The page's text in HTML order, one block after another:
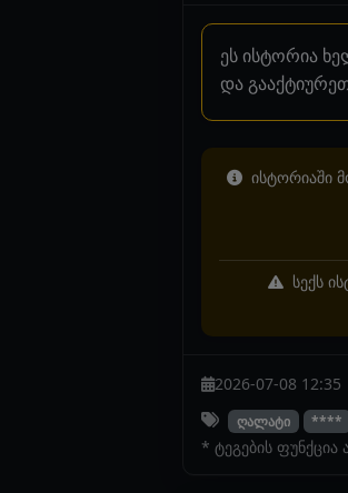
ეს ისტორია
და
ისტორიაში
სექს
2026-07-08 12:35
ღალატი ****
* ტეგების